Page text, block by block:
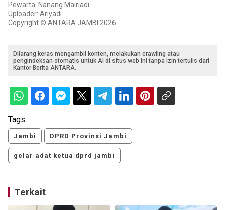
Pewarta: Nanang Mairiadi
Uploader: Ariyadi
Copyright © ANTARA JAMBI 2026
Dilarang keras mengambil konten, melakukan crawling atau
pengindeksan otomatis untuk AI di situs web ini tanpa izin tertulis dari
Kantor Berita ANTARA.
Tags:
Jambi DPRD Provinsi Jambi
gelar adat ketua dprd jambi
Terkait